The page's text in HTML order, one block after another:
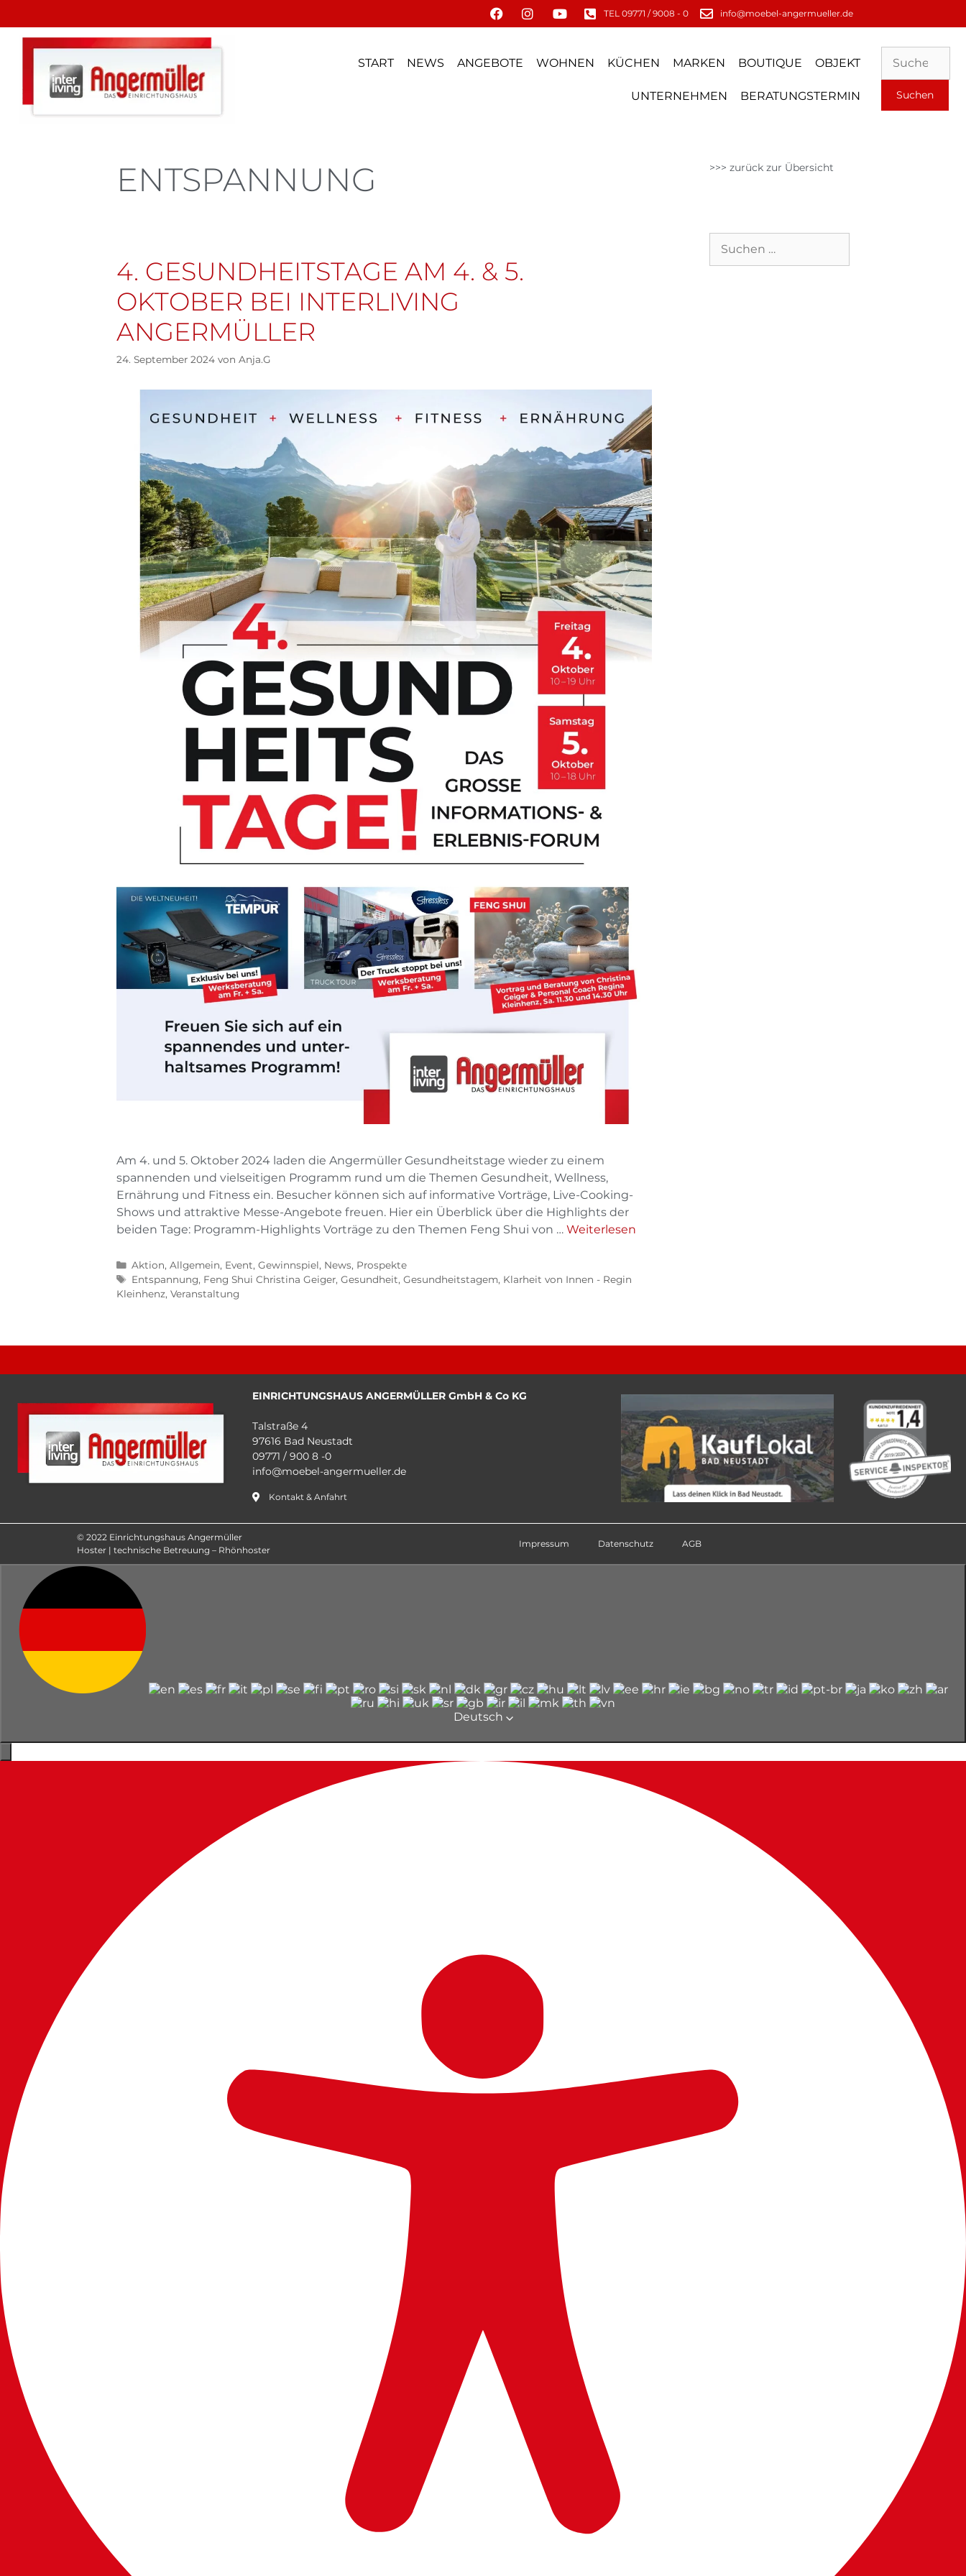
TEL 09771 / 9008 - 0 info@moebel-angermueller.de
START NEWS ANGEBOTE WOHNEN KÜCHEN MARKEN BOUTIQUE OBJEKT
UNTERNEHMEN BERATUNGSTERMIN
ENTSPANNUNG
4. GESUNDHEITSTAGE AM 4. & 5.
OKTOBER BEI INTERLIVING
ANGERMÜLLER
24. September 2024 von Anja.G
Am 4. und 5. Oktober 2024 laden die Angermüller Gesundheitstage wieder zu einem
spannenden und vielseitigen Programm rund um die Themen Gesundheit, Wellness,
Ernährung und Fitness ein. Besucher können sich auf informative Vorträge, Live-Cooking-
Shows und attraktive Messe-Angebote freuen. Hier ein Überblick über die Highlights der
beiden Tage: Programm-Highlights Vorträge zu den Themen Feng Shui von … Weiterlesen
Aktion,Allgemein, Event,Gewinnspiel, News, Prospekte
Entspannung, Feng Shui Christina Geiger,Gesundheit,Gesundheitstagem, Klarheit von Innen - Regin
Kleinhenz, Veranstaltung
>>> zurück zur Übersicht
EINRICHTUNGSHAUS ANGERMÜLLER GmbH & Co KG
Talstraße 4
97616 Bad Neustadt
09771 / 900 8 -0
info@moebel-angermueller.de
Kontakt & Anfahrt
© 2022 Einrichtungshaus Angermüller
Hoster | technische Betreuung – Rhönhoster
Impressum Datenschutz AGB
Deutsch